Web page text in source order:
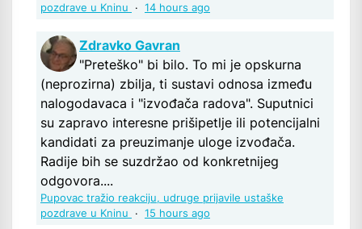
pozdrave u Kninu · 14 hours ago
Zdravko Gavran
"Preteško" bi bilo. To mi je opskurna
(neprozirna) zbilja, ti sustavi odnosa između
nalogodavaca i "izvođača radova". Suputnici
su zapravo interesne prišipetlje ili potencijalni
kandidati za preuzimanje uloge izvođača.
Radije bih se suzdržao od konkretnijeg
odgovora....
Pupovac tražio reakciju, udruge prijavile ustaške
pozdrave u Kninu
· 15 hours ago